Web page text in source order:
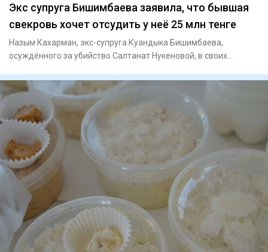
Экс супруга Бишимбаева заявила, что бывшая
свекровь хочет отсудить у неё 25 млн тенге
Назым Кахарман, экс-супруга Куандыка Бишимбаева,
осуждённого за убийство Салтанат Нукеновой, в своих